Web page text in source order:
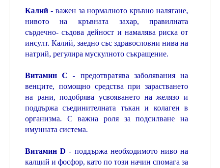
Калий- важен за нормалното кръвно налягане,
нивото на кръвната захар, правилната
сърдечно- съдова дейност и намалява риска от
инсулт. Калий, заедно със здравословни нива на
натрий, регулира мускулното съкращение.
Витамин С - предотвратява заболявания на
венците, помощно средства при зарастването
на рани, подобрява усвояването на желязо и
поддържа съединителната тъкан и колаген в
организма. С важна роля за подсилване на
имунната система.
Витамин D - поддържа необходимото ниво на
калций и фосфор, като по този начин спомага за